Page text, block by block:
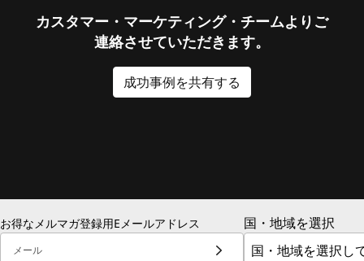
カスタマー・マーケティング・チームよりご
連絡させていただきます。
成功事例を共有する
お得なメルマガ登録用Eメールアドレス
メール
国・地域を選択